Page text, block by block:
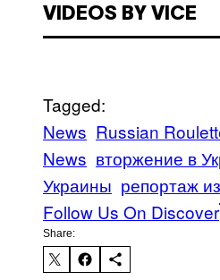
VIDEOS BY VICE
Tagged:
News Russian
News вторжение в
Украины репортаж
Follow Us On Discover
Share: